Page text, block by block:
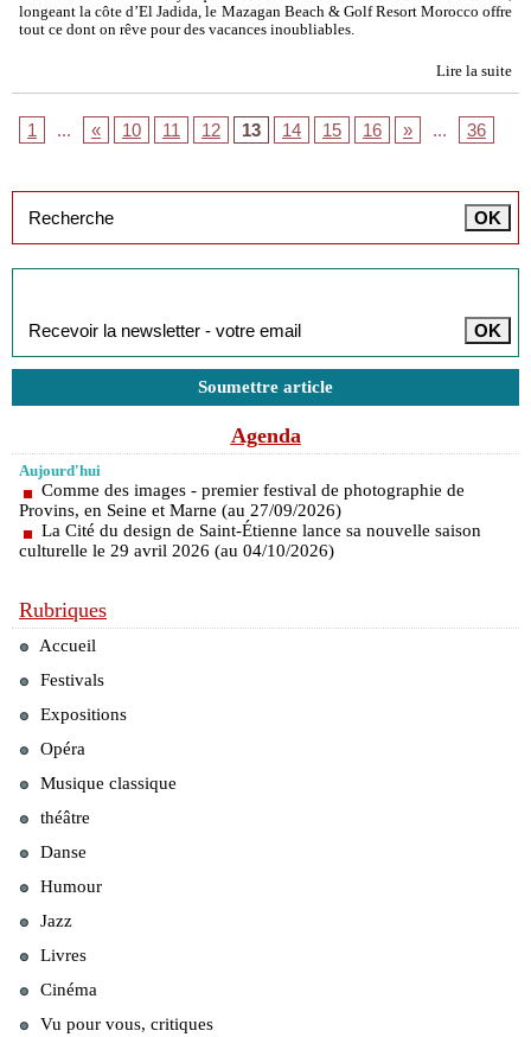
longeant la côte d’El Jadida, le Mazagan Beach & Golf Resort Morocco offre
tout ce dont on rêve pour des vacances inoubliables.
Lire la suite
1 ... « 10 11 12 13 14 15 16 » ... 36
Soumettre article
Agenda
Aujourd'hui
Comme des images - premier festival de photographie de
Provins, en Seine et Marne (au 27/09/2026)
La Cité du design de Saint-Étienne lance sa nouvelle saison
culturelle le 29 avril 2026 (au 04/10/2026)
Rubriques
Accueil
Festivals
Expositions
Opéra
Musique classique
théâtre
Danse
Humour
Jazz
Livres
Cinéma
Vu pour vous, critiques